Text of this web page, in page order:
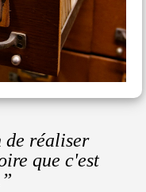
de réaliser
que c'est